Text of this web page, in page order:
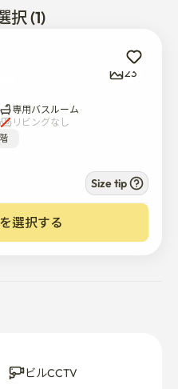
さい。
階段側の分別収集箱にそ
を直接購入して入れ、生
の排水口に食べ物を捨て
えバスの停留所が目の前
前には伝統市場があり、
大型スーパーがありま
択 (1)
23
専用バスルーム
リビングなし
Size tip
選択する
ビルCCTV